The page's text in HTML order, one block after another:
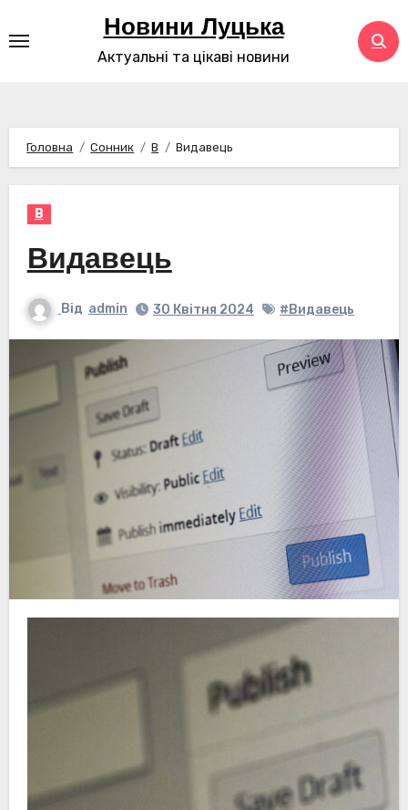
до
Новини Луцька
Актуальні та цікаві новини
Головна Сонник В Видавець
В
Видавець
Від admin 30 Квітня 2024 #Видавець